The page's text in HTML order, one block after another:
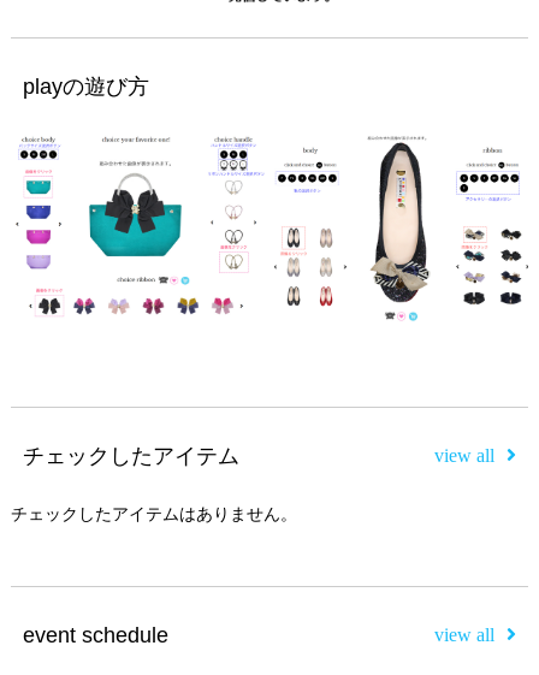
playの遊び方
チェックしたアイテム view all
チェックしたアイテムはありません。
event schedule view all